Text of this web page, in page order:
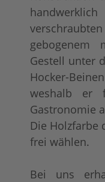
gebogenem
Gestell unter
Hocker-
weshalb er
Gastronomie
Die Holzfarbe
frei wählen.
Bei uns